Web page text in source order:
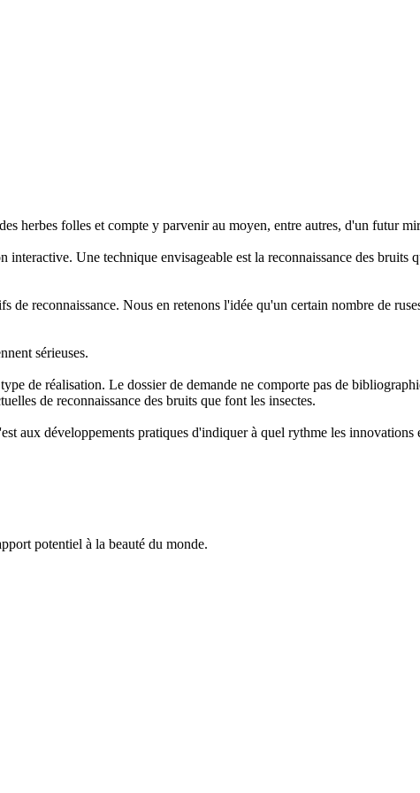
herbes folles et compte y parvenir au moyen, entre autres, d'un futur
Une technique envisageable est la reconnaissance des bruits
reconnaissance. Nous en retenons l'idée qu'un certain nombre de
sérieuses.
de réalisation. Le dossier de demande ne comporte pas de
de reconnaissance des bruits que font les insectes.
aux développements pratiques d'indiquer à quel rythme les innovations
potentiel à la beauté du monde.